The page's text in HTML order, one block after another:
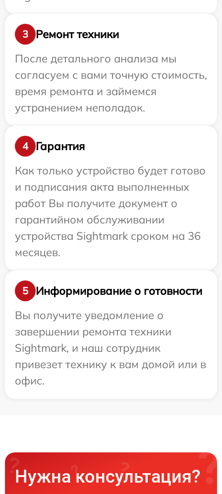
3
Ремонт техники
После детального анализа мы
согласуем с вами точную стоимость,
время ремонта и займемся
устранением неполадок.
4
Гарантия
Как только устройство будет готово
и подписания акта выполненных
работ Вы получите документ о
гарантийном обслуживании
устройства Sightmark сроком на 36
месяцев.
5
Информирование о готовности
Вы получите уведомление о
завершении ремонта техники
Sightmark, и наш сотрудник
привезет технику к вам домой или в
офис.
Нужна консультация?